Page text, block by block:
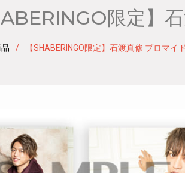
限定】
【SHABERINGO限定】石渡真修 ブロマイ